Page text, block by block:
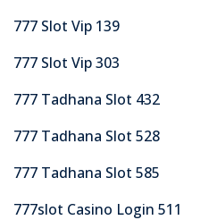
777 Slot Vip 139
777 Slot Vip 303
777 Tadhana Slot 432
777 Tadhana Slot 528
777 Tadhana Slot 585
777slot Casino Login 511